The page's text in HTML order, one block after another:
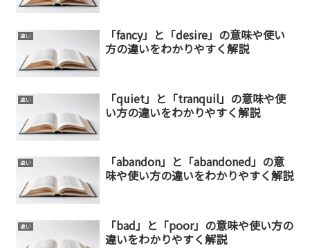
違い
「fancy」と「desire」の意味や使い
方の違いをわかりやすく解説
違い
「quiet」と「tranquil」の意味や使
い方の違いをわかりやすく解説
違い
「abandon」と「abandoned」の意
味や使い方の違いをわかりやすく解説
違い
「bad」と「poor」の意味や使い方の
違いをわかりやすく解説